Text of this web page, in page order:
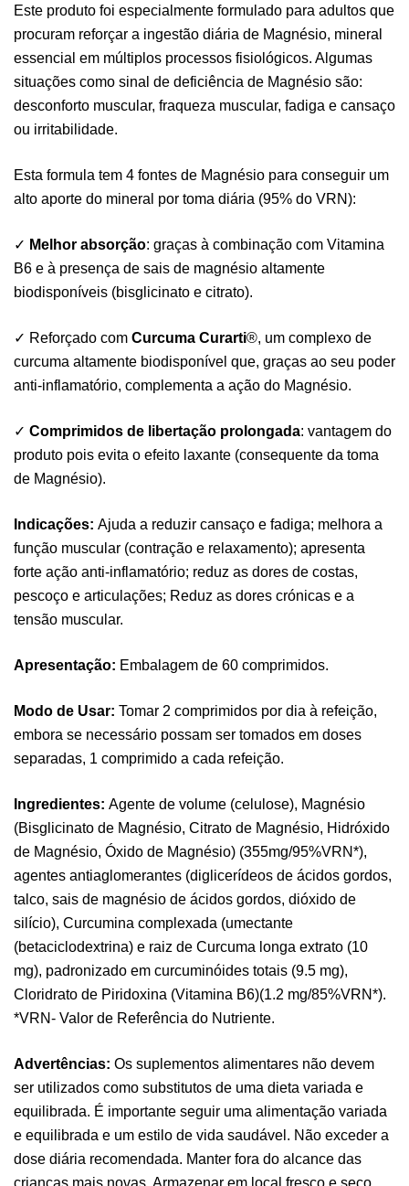
Este produto foi especialmente formulado para adultos que
procuram reforçar a ingestão diária de Magnésio, mineral
essencial em múltiplos processos fisiológicos. Algumas
situações como sinal de deficiência de Magnésio são:
desconforto muscular, fraqueza muscular, fadiga e cansaço
ou irritabilidade.
Esta formula tem 4 fontes de Magnésio para conseguir um
alto aporte do mineral por toma diária (95% do VRN):
✓ Melhor absorção: graças à combinação com Vitamina
B6 e à presença de sais de magnésio altamente
biodisponíveis (bisglicinato e citrato).
✓ Reforçado com Curcuma Curarti®, um complexo de
curcuma altamente biodisponível que, graças ao seu poder
anti-inflamatório, complementa a ação do Magnésio.
✓ Comprimidos de libertação prolongada: vantagem do
produto pois evita o efeito laxante (consequente da toma
de Magnésio).
Indicações: Ajuda a reduzir cansaço e fadiga; melhora a
função muscular (contração e relaxamento); apresenta
forte ação anti-inflamatório; reduz as dores de costas,
pescoço e articulações; Reduz as dores crónicas e a
tensão muscular.
Apresentação: Embalagem de 60 comprimidos.
Modo de Usar: Tomar 2 comprimidos por dia à refeição,
embora se necessário possam ser tomados em doses
separadas, 1 comprimido a cada refeição.
Ingredientes: Agente de volume (celulose), Magnésio
(Bisglicinato de Magnésio, Citrato de Magnésio, Hidróxido
de Magnésio, Óxido de Magnésio) (355mg/95%VRN*),
agentes antiaglomerantes (diglicerídeos de ácidos gordos,
talco, sais de magnésio de ácidos gordos, dióxido de
silício), Curcumina complexada (umectante
(betaciclodextrina) e raiz de Curcuma longa extrato (10
mg), padronizado em curcuminóides totais (9.5 mg),
Cloridrato de Piridoxina (Vitamina B6)(1.2 mg/85%VRN*).
*VRN- Valor de Referência do Nutriente.
Advertências: Os suplementos alimentares não devem
ser utilizados como substitutos de uma dieta variada e
equilibrada. É importante seguir uma alimentação variada
e equilibrada e um estilo de vida saudável. Não exceder a
dose diária recomendada. Manter fora do alcance das
Pure Electrolytes 270 G Ostrovit
7,50€
Triple Magnesium + B6 P-5-P 90 Cápsulas
Ostrovit
,